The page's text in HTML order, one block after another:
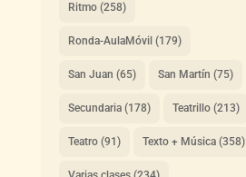
Ritmo(258)
Ronda-AulaMóvil (179)
San Juan (65) San Martín (75)
Secundaria(178) Teatrillo(213)
Teatro(91) Texto + Música(358)